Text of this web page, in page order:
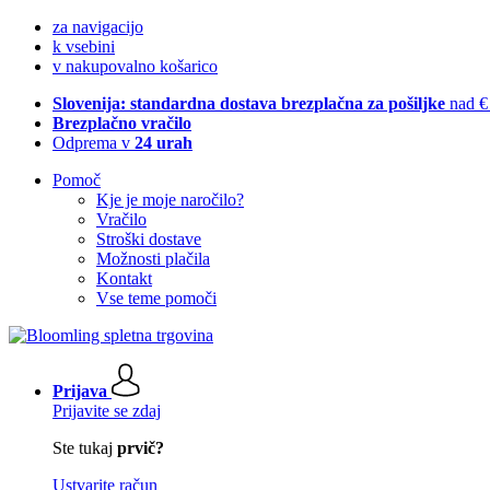
za navigacijo
k vsebini
v nakupovalno košarico
Slovenija: standardna dostava brezplačna za pošiljke nad
Brezplačno vračilo
Odprema v 24 urah
Pomoč
Kje je moje naročilo?
Vračilo
Stroški dostave
Možnosti plačila
Kontakt
Vse teme pomoči
Prijava
Prijavite se zdaj
Ste tukaj prvič?
Ustvarite račun